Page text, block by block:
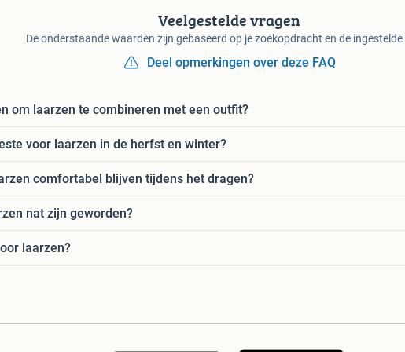
Veelgestelde vragen
De onderstaande waarden zijn gebaseerd op je zoekopdracht en de
Deel opmerkingen over deze FAQ
om laarzen te combineren met een outfit?
voor laarzen in de herfst en winter?
comfortabel blijven tijdens het dragen?
nat zijn geworden?
laarzen?